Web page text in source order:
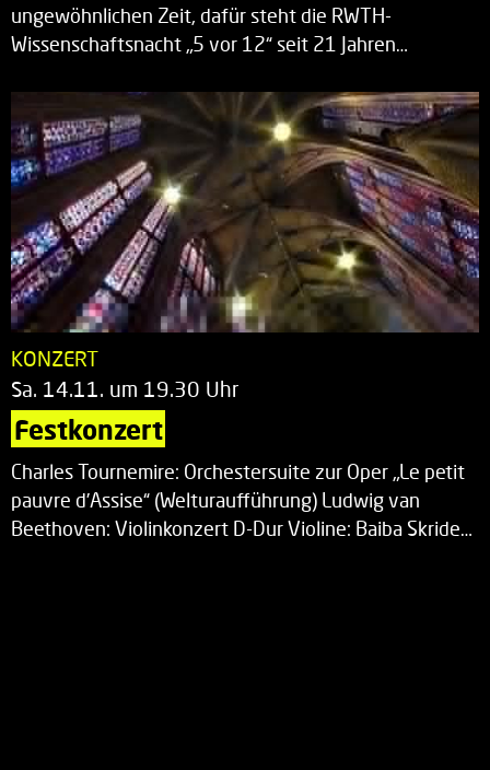
ungewöhnlichen Zeit, dafür steht die RWTH-
Wissenschaftsnacht „5 vor 12“ seit 21 Jahren…
KONZERT
Sa. 14.11. um 19.30 Uhr
Festkonzert
Charles Tournemire: Orchestersuite zur Oper „Le petit
pauvre d’Assise“ (Welturaufführung) Ludwig van
Beethoven: Violinkonzert D-Dur Violine: Baiba Skride…